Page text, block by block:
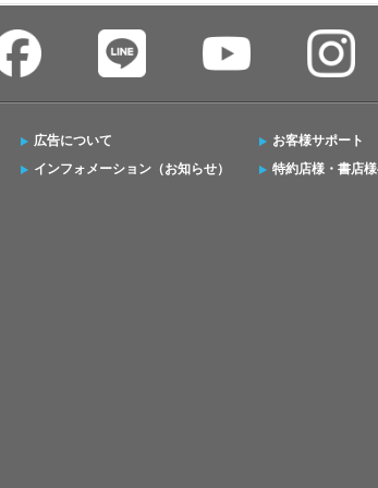
広告について
インフォメーション（お知らせ）
お客様サポート
特約店様・書店